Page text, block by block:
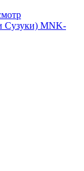
Сузуки) MNK-